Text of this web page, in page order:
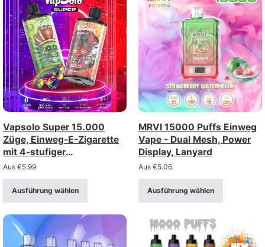
Vapsolo Super 15.000
Züge, Einweg-E-Zigarette
mit 4-stufiger
Luftstromregelung –
aufladbar über Typ-C
(Stärke 2%/5%)
Aus €5.99
Ausführung wählen
MRVI 15000 Puffs Einweg
Vape - Dual Mesh, Power
Display, Lanyard
Aus €5.06
Ausführung wählen